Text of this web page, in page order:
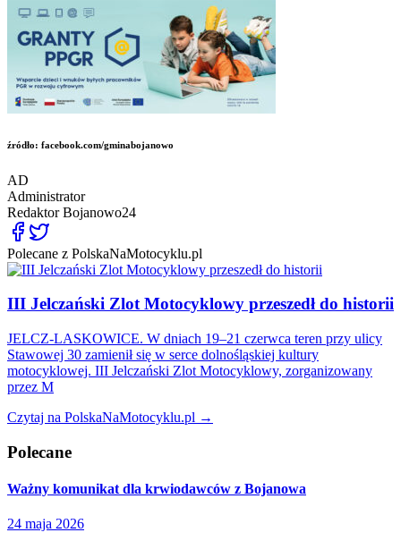
źródło: facebook.com/gminabojanowo
AD
Administrator
RedaktorBojanowo24
Polecane z PolskaNaMotocyklu.pl
III Jelczański Zlot Motocyklowy przeszedł do historii
JELCZ-LASKOWICE. W dniach 19–21 czerwca teren przy ulicy
Stawowej 30 zamienił się w serce dolnośląskiej kultury
motocyklowej. III Jelczański Zlot Motocyklowy, zorganizowany
przez M
Czytaj na PolskaNaMotocyklu.pl →
Polecane
Ważny komunikat dla krwiodawców z Bojanowa
24 maja 2026